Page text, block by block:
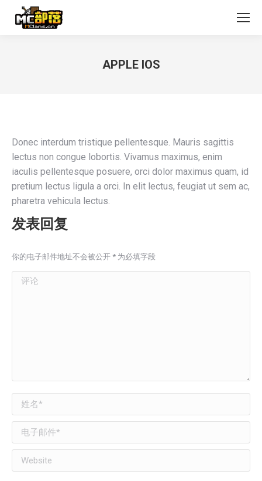
APPLE IOS
Donec interdum tristique pellentesque. Mauris sagittis
lectus non congue lobortis. Vivamus maximus, enim
iaculis pellentesque posuere, orci dolor maximus quam, id
pretium lectus ligula a orci. In elit lectus, feugiat ut sem ac,
pharetra vehicula lectus.
发表回复
你的电子邮件地址不会被公开 * 为必填字段
评论
姓名 *
电子邮件 *
Website